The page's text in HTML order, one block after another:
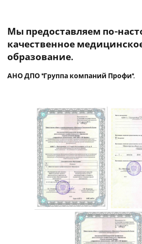
Мы предоставляем по-
качественное
образование.
АНО ДПО "Группа компаний Профи".